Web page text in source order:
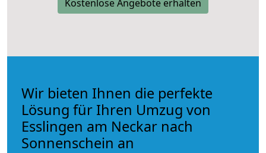
Kostenlose Angebote erhalten
Wir bieten Ihnen die perfekte
Lösung für Ihren Umzug von
Esslingen am Neckar nach
Sonnenschein an